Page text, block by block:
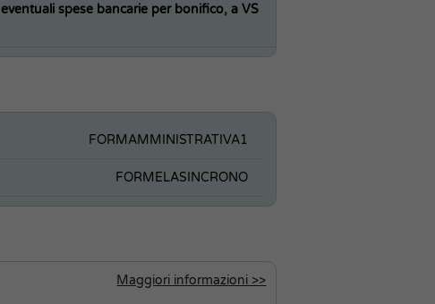
eventuali spese bancarie per bonifico, a VS
FORMAMMINISTRATIVA1
FORMELASINCRONO
Maggiori informazioni >>